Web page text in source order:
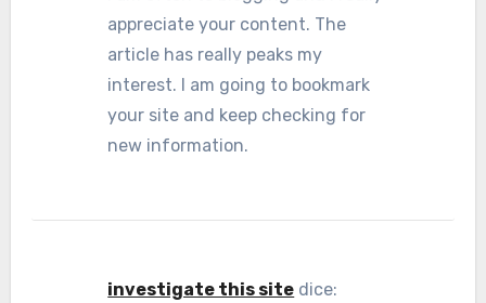
appreciate your content. The
article has really peaks my
interest. I am going to bookmark
your site and keep checking for
new information.
investigate this site dice: